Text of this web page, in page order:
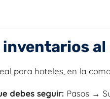
inventarios
para hoteles, en la
debes seguir: Pasos →